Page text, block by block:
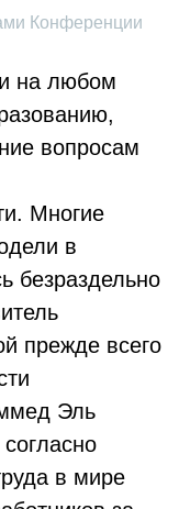
Конференции
на любом
вопросам
Многие
в
безраздельно
прежде всего
Эль
в мире